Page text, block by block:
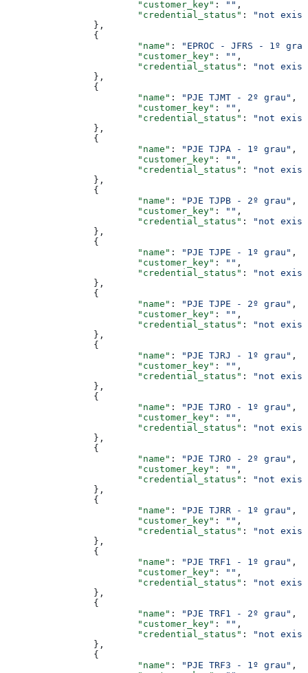
			"customer_key"
: "" ,
			"credential_status"
:
"not
		},
		{
			"name"
:
"EPROC - JFRS - 1º
			"customer_key"
: "" ,
			"credential_status"
:
"not
		},
		{
			"name"
: "PJE TJMT - 2º grau" ,
			"customer_key"
: "" ,
			"credential_status"
:
"not
		},
		{
			"name"
: "PJE TJPA - 1º grau" ,
			"customer_key"
: "" ,
			"credential_status"
:
"not
		},
		{
			"name"
: "PJE TJPB - 2º grau" ,
			"customer_key"
: "" ,
			"credential_status"
:
"not
		},
		{
			"name"
: "PJE TJPE - 1º grau" ,
			"customer_key"
: "" ,
			"credential_status"
:
"not
		},
		{
			"name"
: "PJE TJPE - 2º grau" ,
			"customer_key"
: "" ,
			"credential_status"
:
"not
		},
		{
			"name"
: "PJE TJRJ - 1º grau" ,
			"customer_key"
: "" ,
			"credential_status"
:
"not
		},
		{
			"name"
: "PJE TJRO - 1º grau" ,
			"customer_key"
: "" ,
			"credential_status"
:
"not
		},
		{
			"name"
: "PJE TJRO - 2º grau" ,
			"customer_key"
: "" ,
			"credential_status"
:
"not
		},
		{
			"name"
: "PJE TJRR - 1º grau" ,
			"customer_key"
: "" ,
			"credential_status"
:
"not
		},
		{
			"name"
: "PJE TRF1 - 1º grau" ,
			"customer_key"
: "" ,
			"credential_status"
:
"not
		},
		{
			"name"
: "PJE TRF1 - 2º grau" ,
			"customer_key"
: "" ,
			"credential_status"
:
"not
		},
		{
			"name"
: "PJE TRF3 - 1º grau" ,